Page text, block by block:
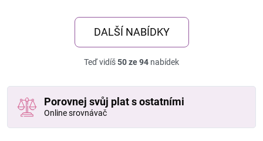
DALŠÍ NABÍDKY
Teď vidíš50 ze 94 nabídek
Porovnej svůj plat s ostatními
Online srovnávač